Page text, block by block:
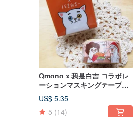
Qmono x 我是白吉 コラボレ
ーションマスキングテープ
【白吉の日常 (QMT-JI03)】人
気猫
US$ 5.35
5 (14)